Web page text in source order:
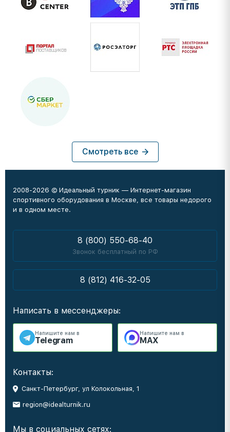
Смотреть все
2008-2026 © Идеальный турник — Интернет-магазин
спортивного оборудования в Москве, все товары недорого
и в одном месте.
8 (800) 550-68-40
Звонок бесплатный по РФ
8 (812) 416-32-05
Написать в мессенджеры:
Напишите нам в
Telegram
Напишите нам в
MAX
Контакты:
Санкт-Петербург, ул Колокольная, 1
region@idealturnik.ru
Мы в социальных сетях: